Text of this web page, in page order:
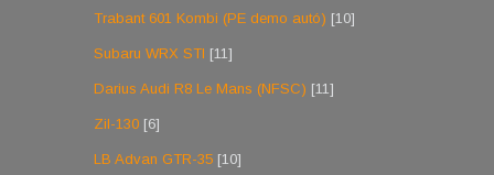
Trabant 601 Kombi (PE demo autó) [10]
Subaru WRX STI [11]
Darius Audi R8 Le Mans (NFSC) [11]
Zil-130 [6]
LB Advan GTR-35 [10]